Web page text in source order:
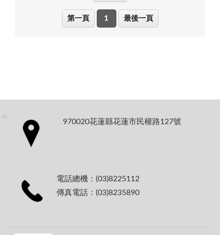
第一頁 1 最後一頁
:::
970020花蓮縣花蓮市民權路127號
電話總機：(03)8225112
傳真電話：(03)8235890